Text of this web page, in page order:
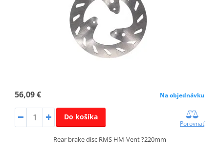
56,09 € Na objednávku
Do košíka
Porovnať
Rear brake disc RMS HM-Vent ?220mm